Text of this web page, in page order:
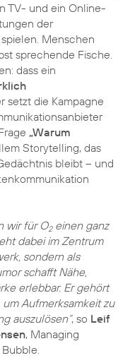
TV- und ein Online-
der
Menschen
sprechende Fische.
dass ein
setzt die Kampagne
„Warum
Storytelling, das
bleibt – und
wir für O2einen ganz
dabei im Zentrum
sondern als
schafft Nähe,
erlebbar. Er gehört
Aufmerksamkeit zu
auszulösen“, so Leif
, Managing